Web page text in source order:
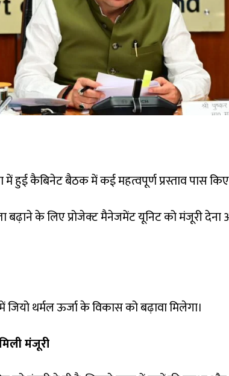
में हुई कैबिनेट बैठक में कई महत्वपूर्ण प्रस्ताव पास
बढ़ाने के लिए प्रोजेक्ट मैनेजमेंट यूनिट को मंजूरी
थर्मल ऊर्जा के विकास को बढ़ावा मिलेगा।
मंजूरी